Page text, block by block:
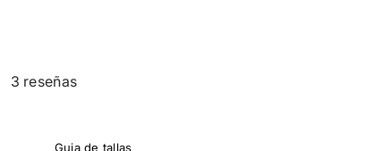
3 reseñas
Guia de tallas